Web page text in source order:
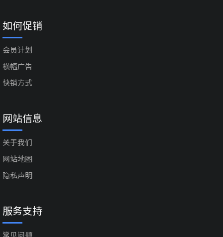
如何促销
会员计划
横幅广告
快销方式
网站信息
关于我们
网站地图
隐私声明
服务支持
常见问题